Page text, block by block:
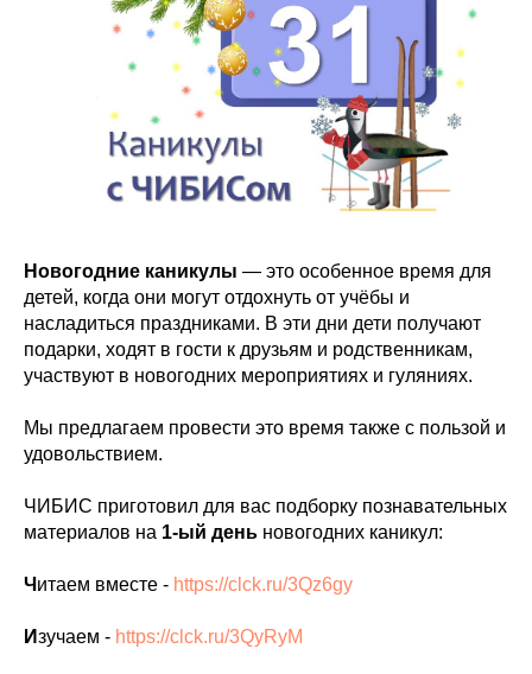
Новогодние каникулы — это особенное время для
детей, когда они могут отдохнуть от учёбы и
насладиться праздниками. В эти дни дети получают
подарки, ходят в гости к друзьям и родственникам,
участвуют в новогодних мероприятиях и гуляниях.
Мы предлагаем провести это время также с пользой и
удовольствием.
ЧИБИС приготовил для вас подборку познавательных
материалов на 1-ый день новогодних каникул:
Ч итаем вместе - https://clck.ru/3Qz6gy
Изучаем - https://clck.ru/3QyRyM